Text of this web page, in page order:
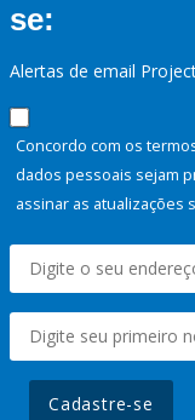
se:
Alertas de email
Concordo com os
dados pessoais sejam
assinar as atualizações
Cadastre-se